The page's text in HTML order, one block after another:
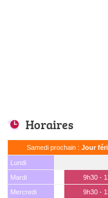
Horaires
Samedi prochain : Jour
Lundi
Mardi
9h30 -
Mercredi
9h30 -